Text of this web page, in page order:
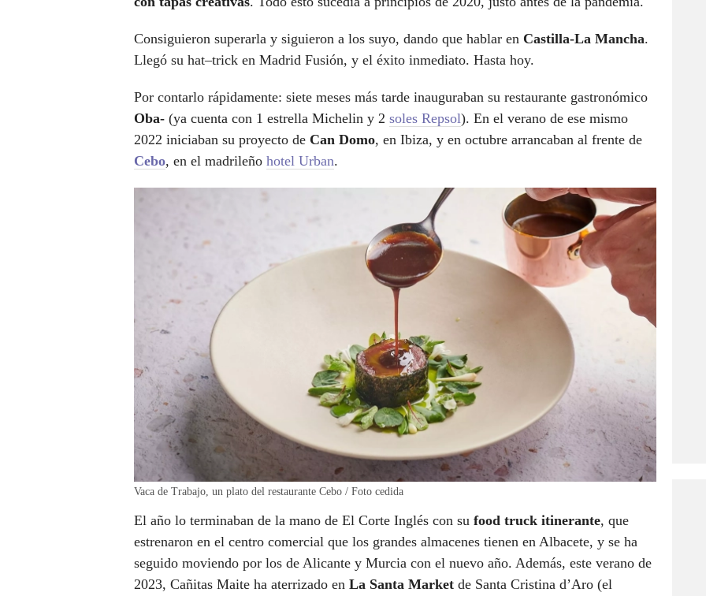
Consiguieron superarla y siguieron a los suyo, dando que hablar en Castilla-La Mancha.
Llegó su hat–trick en Madrid Fusión, y el éxito inmediato. Hasta hoy.
Por contarlo rápidamente: siete meses más tarde inauguraban su restaurante gastronómico
Oba- (ya cuenta con 1 estrella Michelin y 2 soles Repsol). En el verano de ese mismo
2022 iniciaban su proyecto de Can Domo, en Ibiza, y en octubre arrancaban al frente de
Cebo, en el madrileño hotel Urban.
Vaca de Trabajo, un plato del restaurante Cebo / Foto cedida
El año lo terminaban de la mano de El Corte Inglés con su food truck itinerante, que
estrenaron en el centro comercial que los grandes almacenes tienen en Albacete, y se ha
seguido moviendo por los de Alicante y Murcia con el nuevo año. Además, este verano de
2023, Cañitas Maite ha aterrizado en La Santa Market de Santa Cristina d’Aro (el